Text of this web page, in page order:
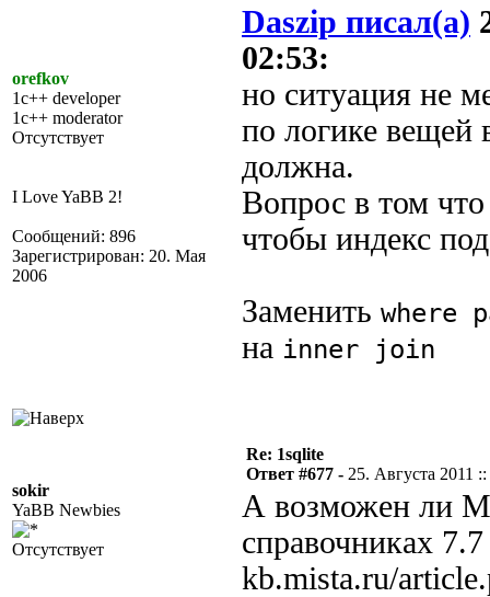
orefkov
1c++ developer
1c++ moderator
Отсутствует
I Love YaBB 2!
Сообщений: 896
Зарегистрирован: 20. Мая
2006
Daszip писал(а)
02:53:
но ситуация не
по логике вещей
должна.
Вопрос в том
чтобы индекс
Заменить where
на inner join
sokir
YaBB Newbies
Отсутствует
Re: 1sqlite
Ответ #677 - 25. Августа 2011
А возможен ли
справочниках
kb.mista.ru/